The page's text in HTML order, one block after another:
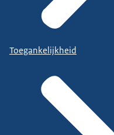
Toegankelijkheid